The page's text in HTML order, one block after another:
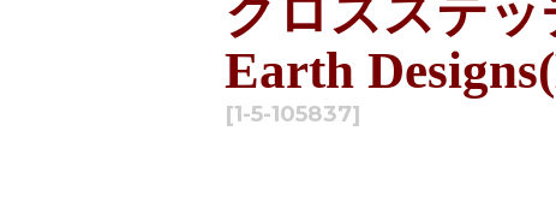
クロスステッ
Earth
[1-5-105837]